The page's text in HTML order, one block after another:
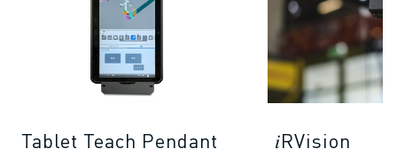
Tablet Teach Pendant 𝑖RVision